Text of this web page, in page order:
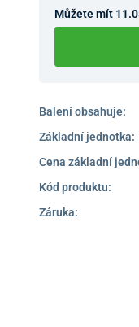
Můžete mít
Balení obsahuje:
Základní jednotka:
Cena základní
Kód produktu:
Záruka: